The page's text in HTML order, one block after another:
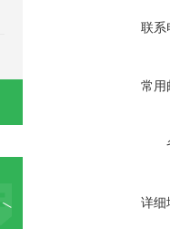
联系
常用
详细